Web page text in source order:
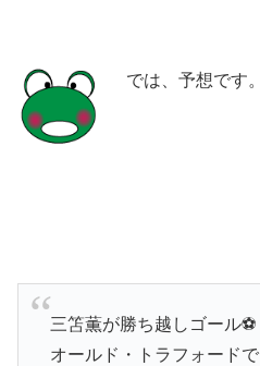
では、予想です。
三笘薫が勝ち越しゴール⚽️
オールド・トラフォードで